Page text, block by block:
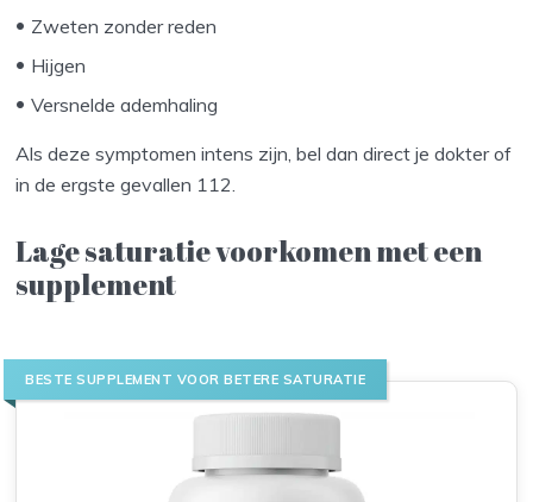
Zweten zonder reden
Hijgen
Versnelde ademhaling
Als deze symptomen intens zijn, bel dan direct je dokter of
in de ergste gevallen 112.
Lage saturatie voorkomen met een
supplement
BESTE SUPPLEMENT VOOR BETERE SATURATIE